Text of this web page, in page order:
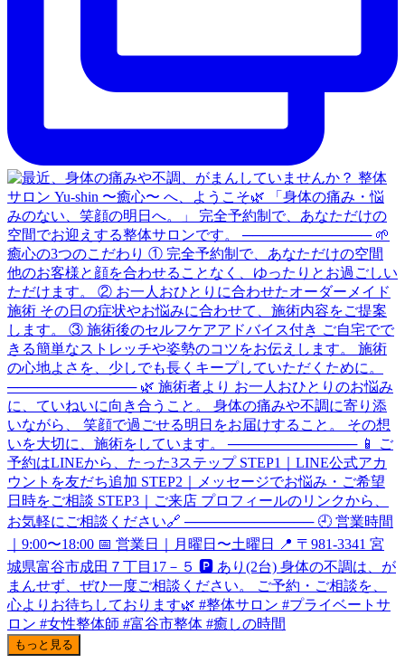
もっと見る